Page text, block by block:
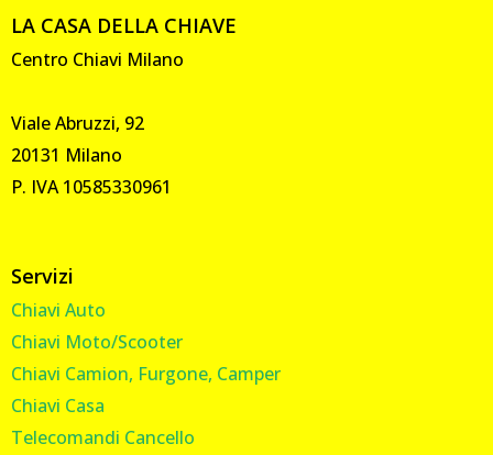
LA CASA DELLA CHIAVE
Centro Chiavi Milano
Viale Abruzzi, 92
20131 Milano
P. IVA 10585330961
Servizi
Chiavi Auto
Chiavi Moto/Scooter
Chiavi Camion, Furgone, Camper
Chiavi Casa
Telecomandi Cancello